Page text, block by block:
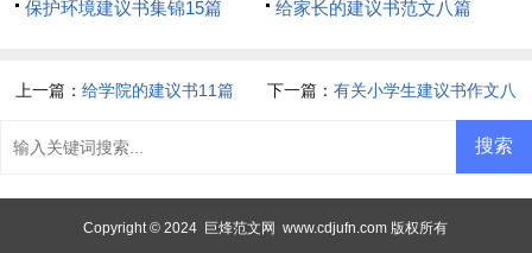
保护环境建议书集锦15篇
给家长的建议书范文八篇
上一篇：给学院的建议书11篇 下一篇： 有关小学生建议书作文八
Copyright © 2024 巨烽范文网 www.cdjufn.com 版权所有